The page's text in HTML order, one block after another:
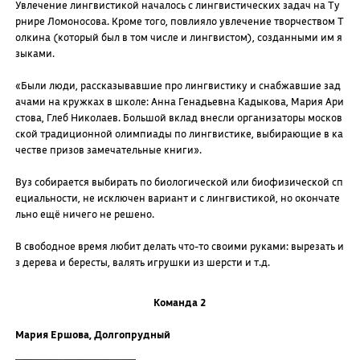
Увлечение лингвистикой началось с лингвистических задач на Ту
рнире Ломоносова. Кроме того, повлияло увлечение творчеством Т
олкина (который был в том числе и лингвистом), созданными им я
зыками.
«Были люди, рассказывавшие про лингвистику и снабжавшие зад
ачами на кружках в школе: Анна Генадьевна Кадыкова, Мария Ари
стова, Глеб Николаев. Большой вклад внесли организаторы москов
ской традиционной олимпиады по лингвистике, выбирающие в ка
честве призов замечательные книги».
Вуз собирается выбирать по биологической или биофизической сп
ециальности, не исключен вариант и с лингвистикой, но окончате
льно ещё ничего не решено.
В свободное время любит делать что-то своими руками: вырезать и
з дерева и бересты, валять игрушки из шерсти и т.д.
Команда 2
Мария Ершова, Долгопрудный